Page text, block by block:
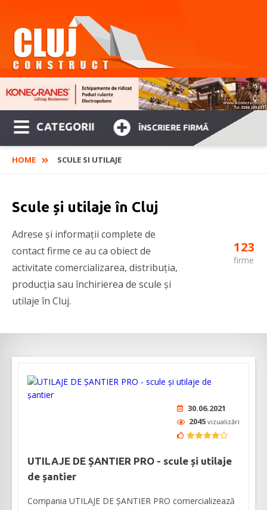
CATEGORII ÎNSCRIERE FIRMĂ
HOME SCULE SI UTILAJE
Scule și utilaje în Cluj
Adrese și informații complete de
contact firme ce au ca obiect de
activitate comercializarea, distribuția,
producția sau închirierea de scule și
utilaje în Cluj.
123
firme
30.06.2021
2045 vizualizări
UTILAJE DE ȘANTIER PRO - scule și utilaje
de șantier
Compania UTILAJE DE ȘANTIER PRO comercializează